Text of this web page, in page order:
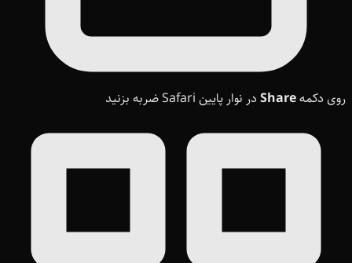
روی دکمهShare در نوار پایین Safari ضربه بزنید